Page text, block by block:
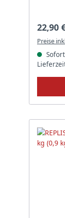
22,90
Preise